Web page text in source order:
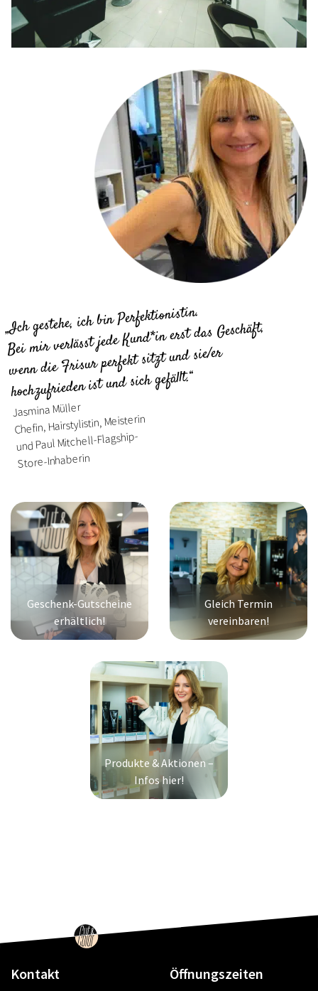
„Ich gestehe, ich bin Perfektionistin.
Bei mir verlässt jede Kund*in erst das Geschäft,
wenn die Frisur perfekt sitzt und sie/er
hochzufrieden ist und sich gefällt.“
Jasmina Müller
Chefin, Hairstylistin, Meisterin
und Paul Mitchell-Flagship-
Store-Inhaberin
Geschenk-Gutscheine
erhältlich!
Gleich Termin
vereinbaren!
Produkte & Aktionen –
Infos hier!
Kontakt Öffnungszeiten